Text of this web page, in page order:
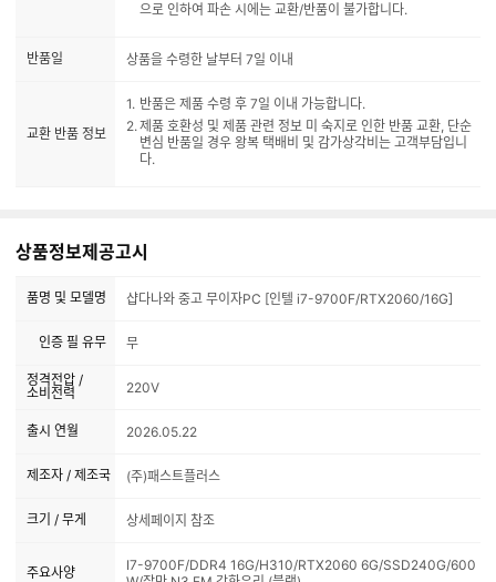
으로 인하여 파손 시에는 교환/반품이 불가합니다.
반품일 상품을 수령한 날부터 7일 이내
교환 반품 정보
반품은 제품 수령 후 7일 이내 가능합니다.
제품 호환성 및 제품 관련 정보 미 숙지로 인한 반품 교환, 단순
변심 반품일 경우 왕복 택배비 및 감가상각비는 고객부담입니
다.
상품정보제공고시
품명 및 모델명 샵다나와 중고 무이자PC [인텔 i7-9700F/RTX2060/16G]
인증 필 유무 무
정격전압 /
소비전력
220V
출시 연월 2026.05.22
제조자 / 제조국 (주)패스트플러스
크기 / 무게 상세페이지 참조
주요사양
I7-9700F/DDR4 16G/H310/RTX2060 6G/SSD240G/600